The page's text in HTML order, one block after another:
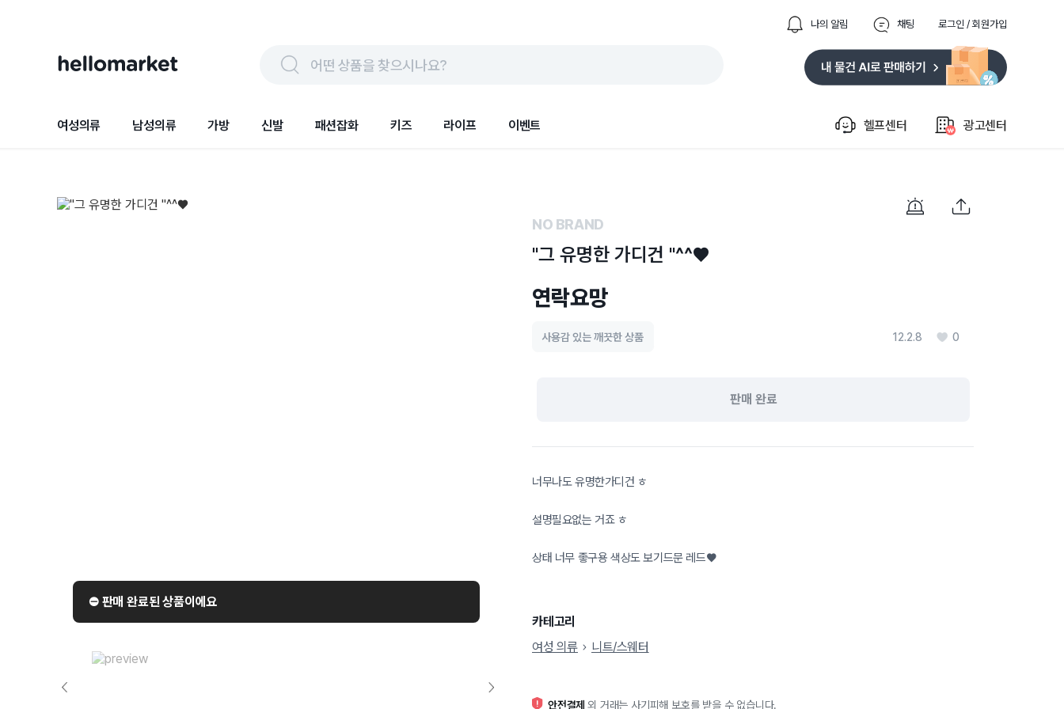
나의 알림 채팅 로그인 / 회원가입
어떤 상품을 찾으시나요?
여성의류 남성의류 가방 신발 패션잡화 키즈 라이프 이벤트 헬프센터 광고센터
⛔️ 판매 완료된 상품이에요
NO BRAND
"그 유명한 가디건 "^^♥
연락요망
12.2.8 0
사용감 있는 깨끗한 상품
판매 완료
너무나도 유명한가디건 ㅎ
설명필요없는 거죠 ㅎ
상태 너무 좋구용 색상도 보기드문 레드♥
카테고리
여성 의류
니트/스웨터
안전결제 외 거래는 사기피해 보호를 받을 수 없습니다.